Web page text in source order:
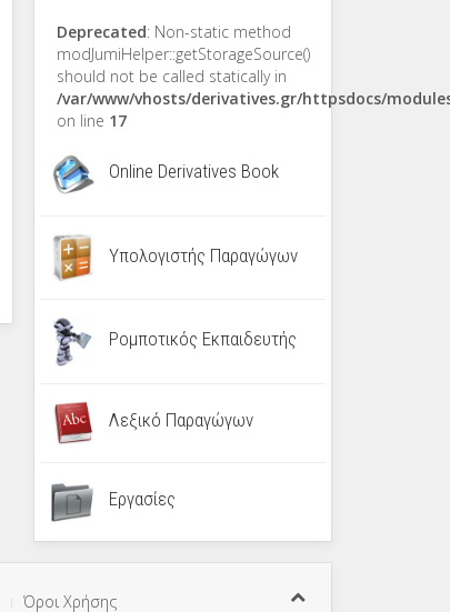
Deprecated: Non-static method
modJumiHelper::getStorageSource()
should not be called statically in
/var/www/vhosts/derivatives.gr/httpsdocs/
on line 17
Online Derivatives Book
Υπολογιστής Παραγώγων
Ρομποτικός Εκπαιδευτής
Λεξικό Παραγώγων
Εργασίες
Όροι Χρήσης